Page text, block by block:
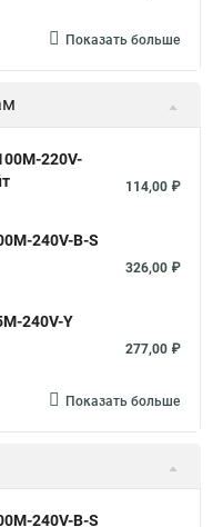
Показать больше
220V-
114,00 ₽
240V-B-S
326,00 ₽
240V-Y
277,00 ₽
Показать больше
240V-B-S